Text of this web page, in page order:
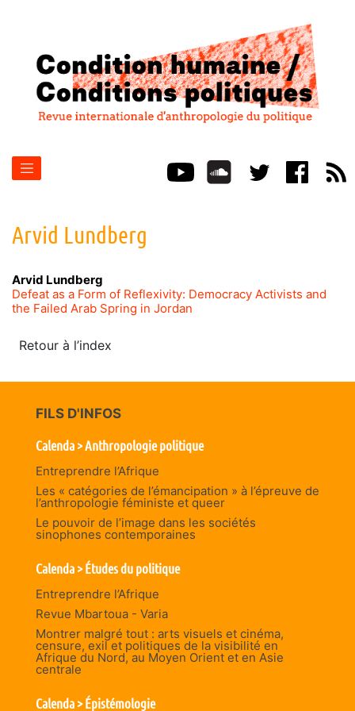
Arvid Lundberg
Arvid Lundberg
Defeat as a Form of Reflexivity: Democracy Activists and
the Failed Arab Spring in Jordan
Retour à l’index
FILS D'INFOS
Calenda > Anthropologie politique
Entreprendre l’Afrique
Les « catégories de l’émancipation » à l’épreuve de
l’anthropologie féministe et queer
Le pouvoir de l’image dans les sociétés
sinophones contemporaines
Calenda > Études du politique
Entreprendre l’Afrique
Revue Mbartoua - Varia
Montrer malgré tout : arts visuels et cinéma,
censure, exil et politiques de la visibilité en
Afrique du Nord, au Moyen Orient et en Asie
centrale
Calenda > Épistémologie